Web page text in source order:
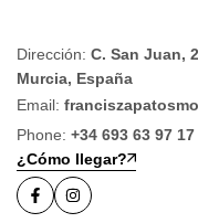
Dirección: C. San Juan,
Murcia, España
Email:
Phone: +34 693 63 97 17
¿Cómo llegar?